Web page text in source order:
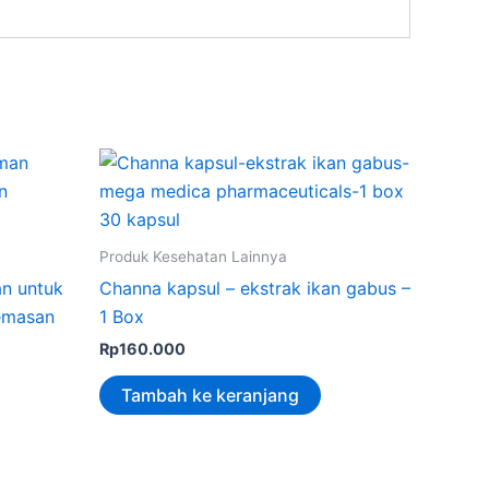
untuk
Produk Kesehatan Lainnya
Channa kapsul – ekstrak ikan gabus –
1 Box
Rp160.000
Tambah ke keranjang